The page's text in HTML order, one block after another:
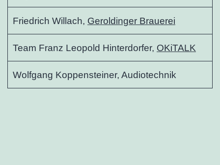
Friedrich Willach, Geroldinger Brauerei
Team Franz Leopold Hinterdorfer, OKiTALK
Wolfgang Koppensteiner, Audiotechnik